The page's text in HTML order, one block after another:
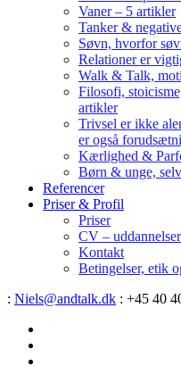
Vaner – 5 artikler
Tanker &
Søvn, hvorfor
Relationer er
Walk & Talk,
Filosofi,
artikler
Trivsel er ikke
er også
Kærlighed &
Børn & unge,
Referencer
Priser & Profil
Priser
CV –
Kontakt
Betingelser, etik
: Niels@andtalk.dk : +45 40